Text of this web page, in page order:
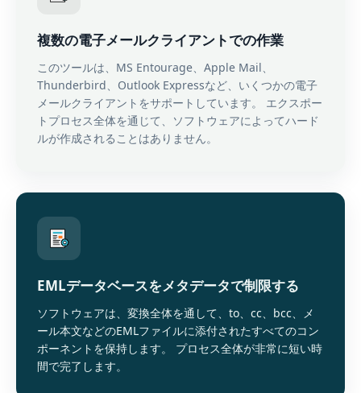
複数の電子メールクライアントでの作業
このツールは、MS Entourage、Apple Mail、
Thunderbird、Outlook Expressなど、いくつかの電子
メールクライアントをサポートしています。 エクスポー
トプロセス全体を通じて、ソフトウェアによってハード
ルが作成されることはありません。
EMLデータベースをメタデータで制限する
ソフトウェアは、変換全体を通して、to、cc、bcc、メ
ール本文などのEMLファイルに添付されたすべてのコン
ポーネントを保持します。 プロセス全体が非常に短い時
間で完了します。